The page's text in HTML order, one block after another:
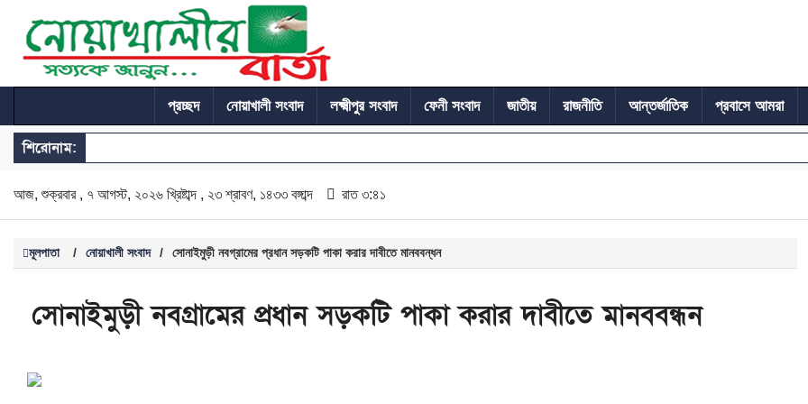
প্রচ্ছদ নোয়াখালী সংবাদ লক্ষ্মীপুর সংবাদ ফেনী সংবাদ জাতীয় রাজনীতি আন্তর্জাতিক প্রবাসে আমরা
শিরোনাম:
আজ, শুক্রবার , ৭ আগস্ট, ২০২৬ খ্রিষ্টাব্দ , ২৩ শ্রাবণ, ১৪৩৩ বঙ্গাব্দ রাত ৩:৪১
মূলপাতা / নোয়াখালী সংবাদ / সোনাইমুড়ী নবগ্রামের প্রধান সড়কটি পাকা করার দাবীতে মানববন্ধন
সোনাইমুড়ী নবগ্রামের প্রধান সড়কটি পাকা করার দাবীতে মানববন্ধন